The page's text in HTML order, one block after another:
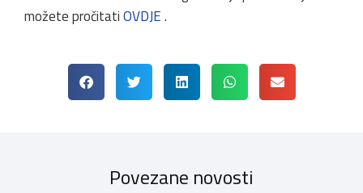
možete pročitatiOVDJE.
Povezane novosti